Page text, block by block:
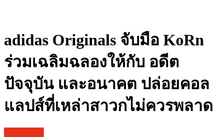
adidas Originals จับมือ KoRn
ร่วมเฉลิมฉลองให้กับ อดีต
ปัจจุบัน และอนาคต ปล่อยคอล
แลปส์ที่เหล่าสาวกไม่ควรพลาด